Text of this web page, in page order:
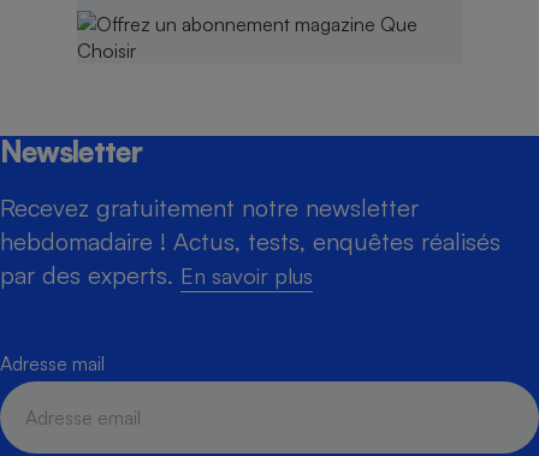
Newsletter
Recevez gratuitement notre newsletter
hebdomadaire ! Actus, tests, enquêtes réalisés
par des experts. En savoir plus
Adresse mail